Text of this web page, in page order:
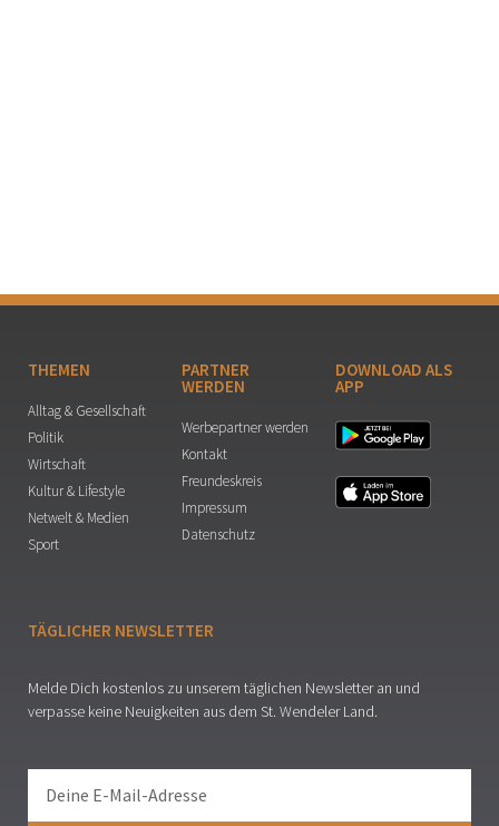
THEMEN
Alltag & Gesellschaft
Politik
Wirtschaft
Kultur & Lifestyle
Netwelt & Medien
Sport
PARTNER
WERDEN
Werbepartner werden
Kontakt
Freundeskreis
Impressum
Datenschutz
DOWNLOAD ALS
APP
TÄGLICHER NEWSLETTER
Melde Dich kostenlos zu unserem täglichen Newsletter an und
verpasse keine Neuigkeiten aus dem St. Wendeler Land.